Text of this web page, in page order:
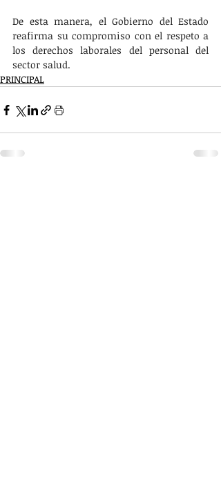
De esta manera, el Gobierno del Estado
reafirma su compromiso con el respeto a
los derechos laborales del personal del
sector salud.
PRINCIPAL